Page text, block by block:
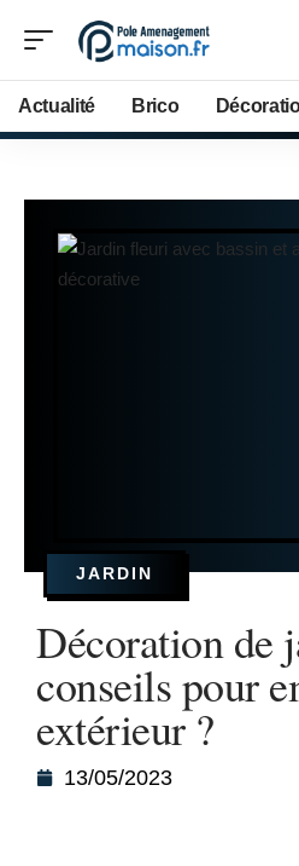
Actualité Brico
JARDIN
Décoration de
conseils pour
extérieur ?
13/05/2023